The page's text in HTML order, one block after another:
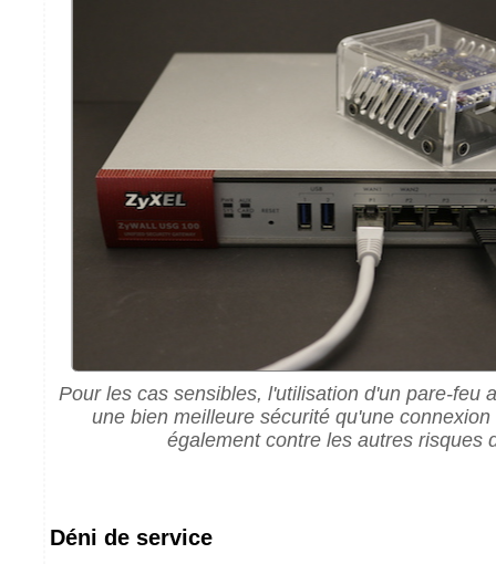
Pour les cas sensibles, l'utilisation d'un pare-feu
une bien meilleure sécurité qu'une
également contre les autres risques
Déni de service